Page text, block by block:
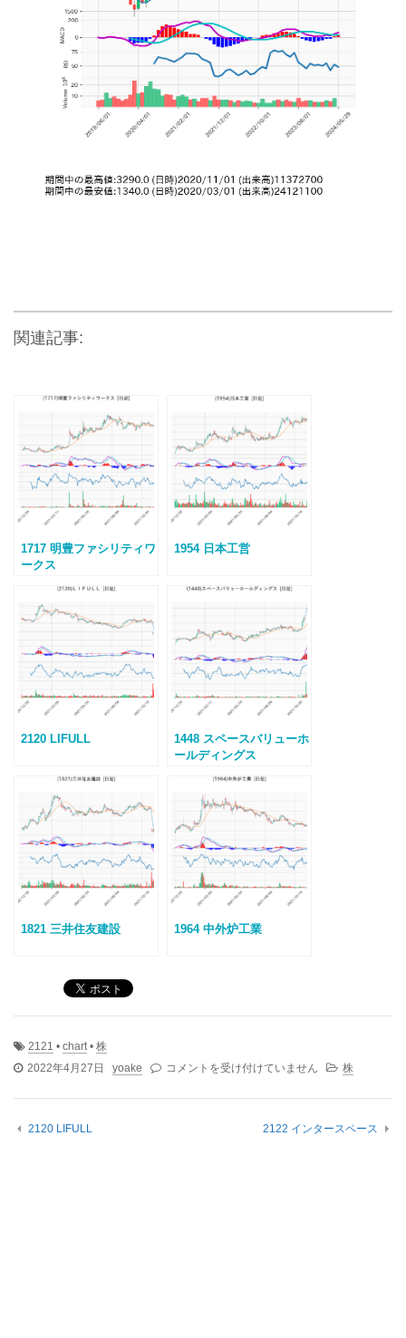
関連記事:
1717 明豊ファシリティワ
ークス
1954 日本工営
2120 LIFULL
1448 スペースバリューホ
ールディングス
1821 三井住友建設 1964 中外炉工業
2121 • chart • 株
2022年4月27日
yoake
2121
ク
コメントを受け付けていません 株
2120 LIFULL 2122 インタースペース